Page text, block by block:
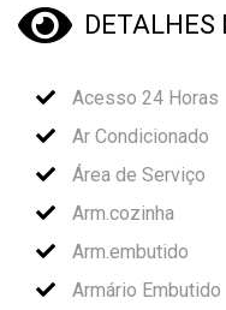
DETALHES
Acesso 24 Horas
Ar Condicionado
Área de Serviço
Arm.cozinha
Arm.embutido
Armário Embutido